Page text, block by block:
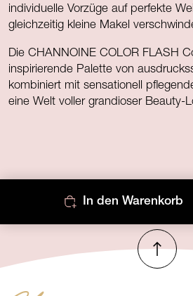
individuelle Vorzüge auf perfekte
gleichzeitig kleine Makel
Die CHANNOINE COLOR FLASH
inspirierende Palette von
kombiniert mit sensationell
eine Welt voller grandioser Beauty-
In den Warenkorb
Nach oben